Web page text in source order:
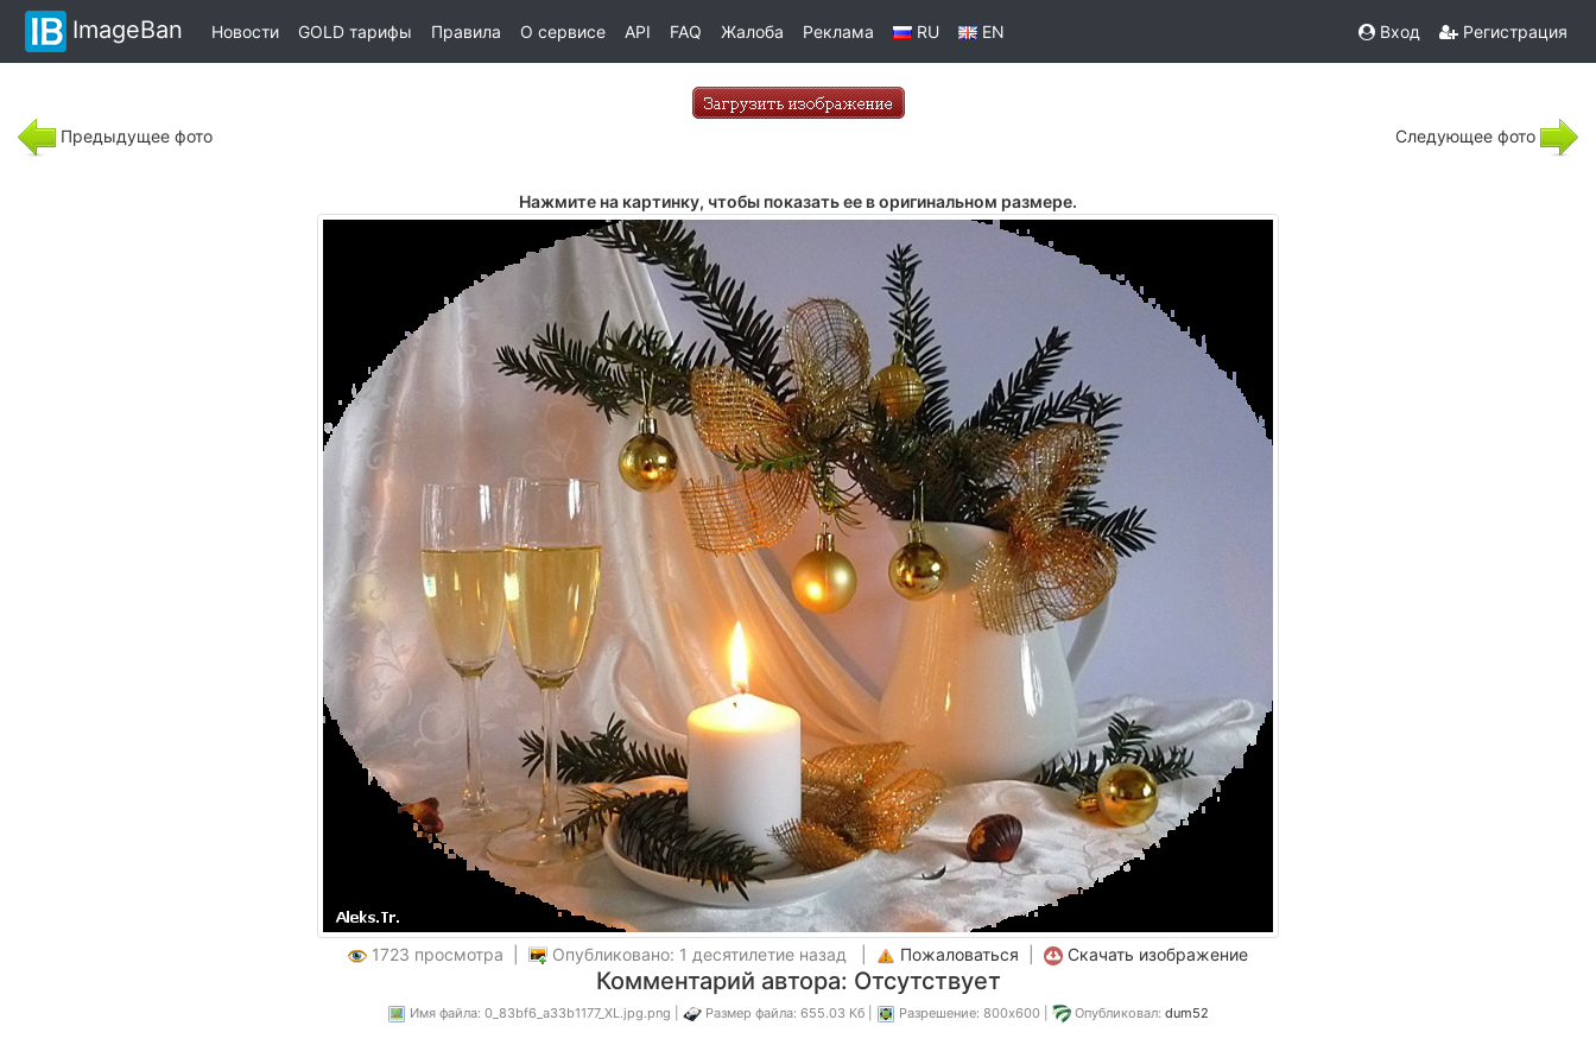
ImageBan Новости GOLD тарифы Правила О сервисе API FAQ Жалоба Реклама RU EN Вход Регистрация
Предыдущее фото Следующее фото
Нажмите на картинку, чтобы показать ее в оригинальном размере.
1723 просмотра | Опубликовано: 1 десятилетие назад | Пожаловаться Скачать изображение
Комментарий автора: Отсутствует
Имя файла: 0_83bf6_a33b1177_XL.jpg.png | Размер файла: 655.03 Кб | Разрешение: 800x600 | Опубликовал: dum52